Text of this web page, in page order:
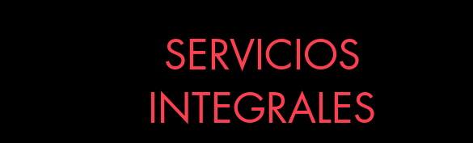
SERVICIOS
INTEGRALES